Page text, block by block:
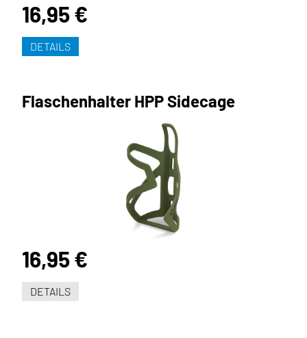
16,95 €
DETAILS
Flaschenhalter HPP Sidecage
16,95 €
DETAILS